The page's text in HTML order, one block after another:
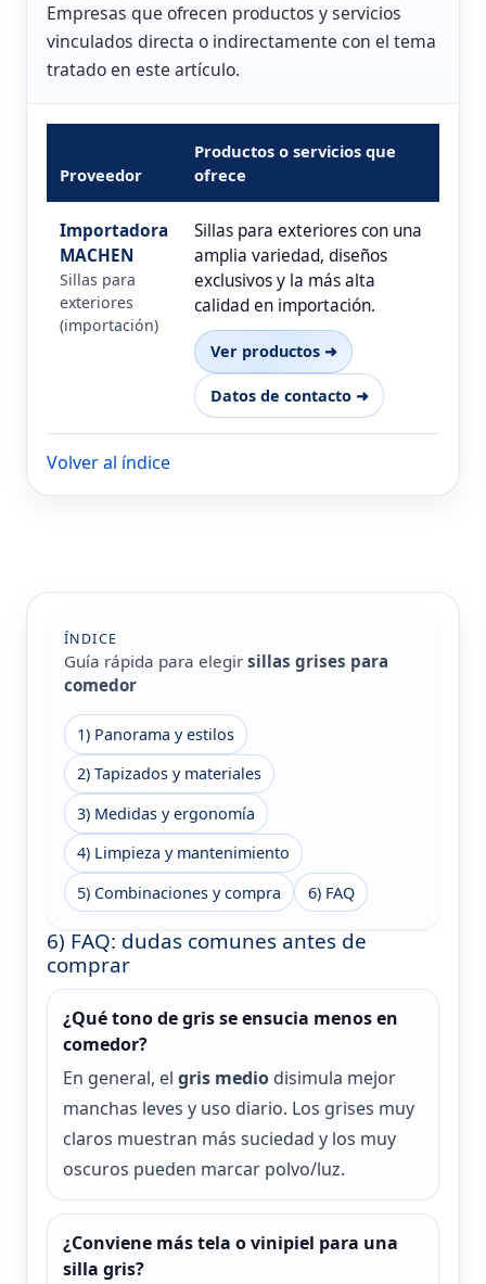
Empresas que ofrecen productos y servicios
vinculados directa o indirectamente con el tema
tratado en este artículo.
Proveedor
Productos o servicios que
ofrece
Importadora
MACHEN
Sillas para
exteriores
(importación)
Sillas para exteriores con una
amplia variedad, diseños
exclusivos y la más alta
calidad en importación.
Ver productos ➜
Datos de contacto ➜
Volver al índice
ÍNDICE
Guía rápida para elegir sillas grises para
comedor
1) Panorama y estilos
2) Tapizados y materiales
3) Medidas y ergonomía
4) Limpieza y mantenimiento
5) Combinaciones y compra
6) FAQ
6) FAQ: dudas comunes antes de
comprar
¿Qué tono de gris se ensucia menos en
comedor?
En general, el gris medio disimula mejor
manchas leves y uso diario. Los grises muy
claros muestran más suciedad y los muy
oscuros pueden marcar polvo/luz.
¿Conviene más tela o vinipiel para una
silla gris?